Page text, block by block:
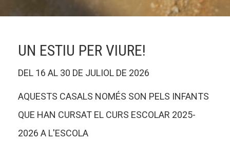
UN ESTIU PER VIURE!
DEL 16 AL 30 DE JULIOL DE 2026
AQUESTS CASALS NOMÉS SON PELS INFANTS
QUE HAN CURSAT EL CURS ESCOLAR 2025-
2026 A L'ESCOLA
Missió i valors